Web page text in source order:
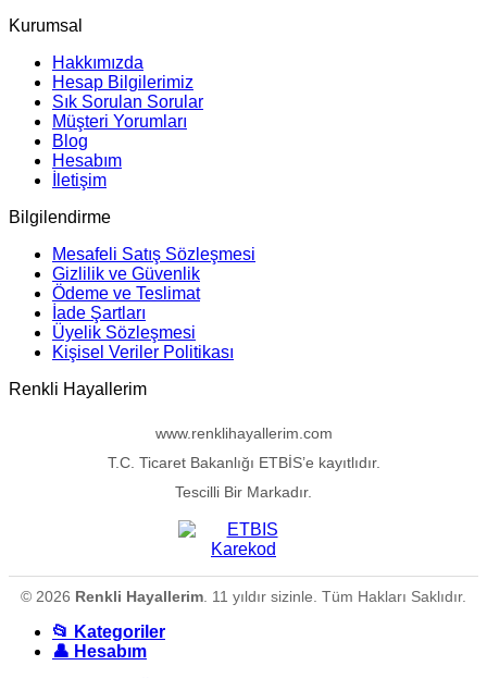
Kurumsal
Hakkımızda
Hesap Bilgilerimiz
Sık Sorulan Sorular
Müşteri Yorumları
Blog
Hesabım
İletişim
Bilgilendirme
Mesafeli Satış Sözleşmesi
Gizlilik ve Güvenlik
Ödeme ve Teslimat
İade Şartları
Üyelik Sözleşmesi
Kişisel Veriler Politikası
Renkli Hayallerim
www.renklihayallerim.com
T.C. Ticaret Bakanlığı ETBİS’e kayıtlıdır.
Tescilli Bir Markadır.
© 2026 Renkli Hayallerim. 11 yıldır sizinle. Tüm Hakları Saklıdır.
📂 Kategoriler
👤 Hesabım